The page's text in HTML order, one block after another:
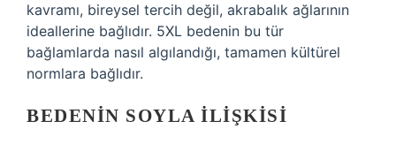
kavramı, bireysel tercih değil, akrabalık ağlarının
ideallerine bağlıdır. 5XL bedenin bu tür
bağlamlarda nasıl algılandığı, tamamen kültürel
normlara bağlıdır.
BEDENIN SOYLA ILIŞKISI